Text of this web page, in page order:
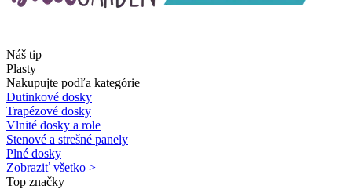
Náš tip
Plasty
Nakupujte podľa kategórie
Dutinkové dosky
Trapézové dosky
Vlnité dosky a role
Stenové a strešné panely
Plné dosky
Zobraziť všetko >
Top značky